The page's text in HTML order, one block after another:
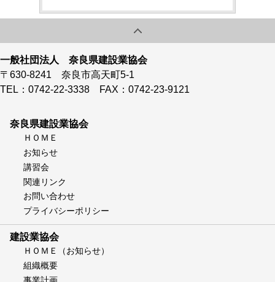
一般社団法人 奈良県建設業協会
〒630-8241 奈良市高天町5-1
TEL：0742-22-3338 FAX：0742-23-9121
奈良県建設業協会
ＨＯＭＥ
お知らせ
講習会
関連リンク
お問い合わせ
プライバシーポリシー
建設業協会
ＨＯＭＥ（お知らせ）
組織概要